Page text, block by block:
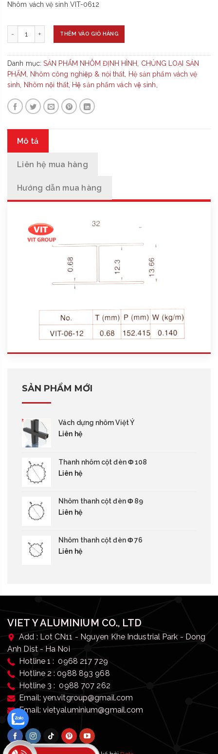
Nhôm vách vệ sinh VIT-0612
- + THÊM VÀO GIỎ HÀNG
Danh mục: SẢN PHẨM NHÔM ĐỊNH HÌNH
CHỦNG LOẠI SẢN
PHẨM
Nhôm công nghiệp & nội thất
Hệ sản phẩm vách vệ
sinh
Nhôm nội thất, Hệ sản phẩm vách vệ sinh
Mô tả
Liên hệ mua hàng
Hướng dẫn mua hàng
SẢN PHẨM MỚI
Vách dựng nhôm Việt Ý
Liên hệ
Thanh nhôm cột đèn Φ 108
Liên hệ
Nhôm thanh cột đèn Φ 89
Liên hệ
Nhôm thanh cột đèn Φ 76
Liên hệ
VIET Y ALUMINIUM CO., LTD
Add : Lot CN11 - Nguyen Khe Industrial Park - Dong
Anh Dist - Ha Noi
Hotline 1 : 0968 217 729
Hotline 2 : 0988 893 968
Hotline 3 : 0988 707 262
Email: yen.vitgroup@gmail.com
Email: vietyaluminium@gmail.com